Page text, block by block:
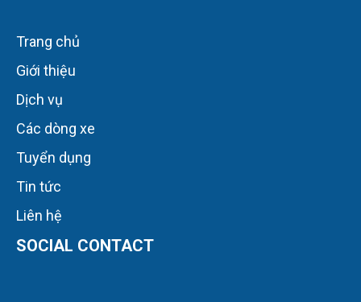
Trang chủ
Giới thiệu
Dịch vụ
Các dòng xe
Tuyển dụng
Tin tức
Liên hệ
SOCIAL CONTACT